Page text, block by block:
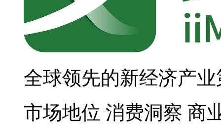
全球领先的新经济产
市场地位 消费洞察 商